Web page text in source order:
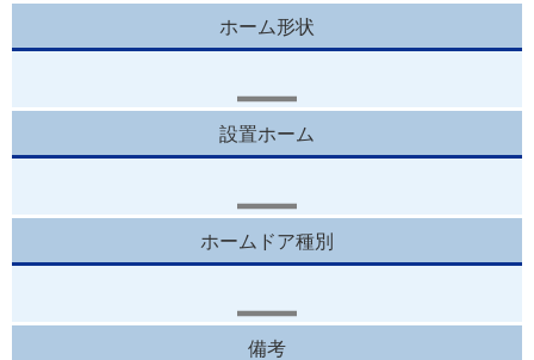
ホーム形状
設置ホーム
ホームドア種別
備考